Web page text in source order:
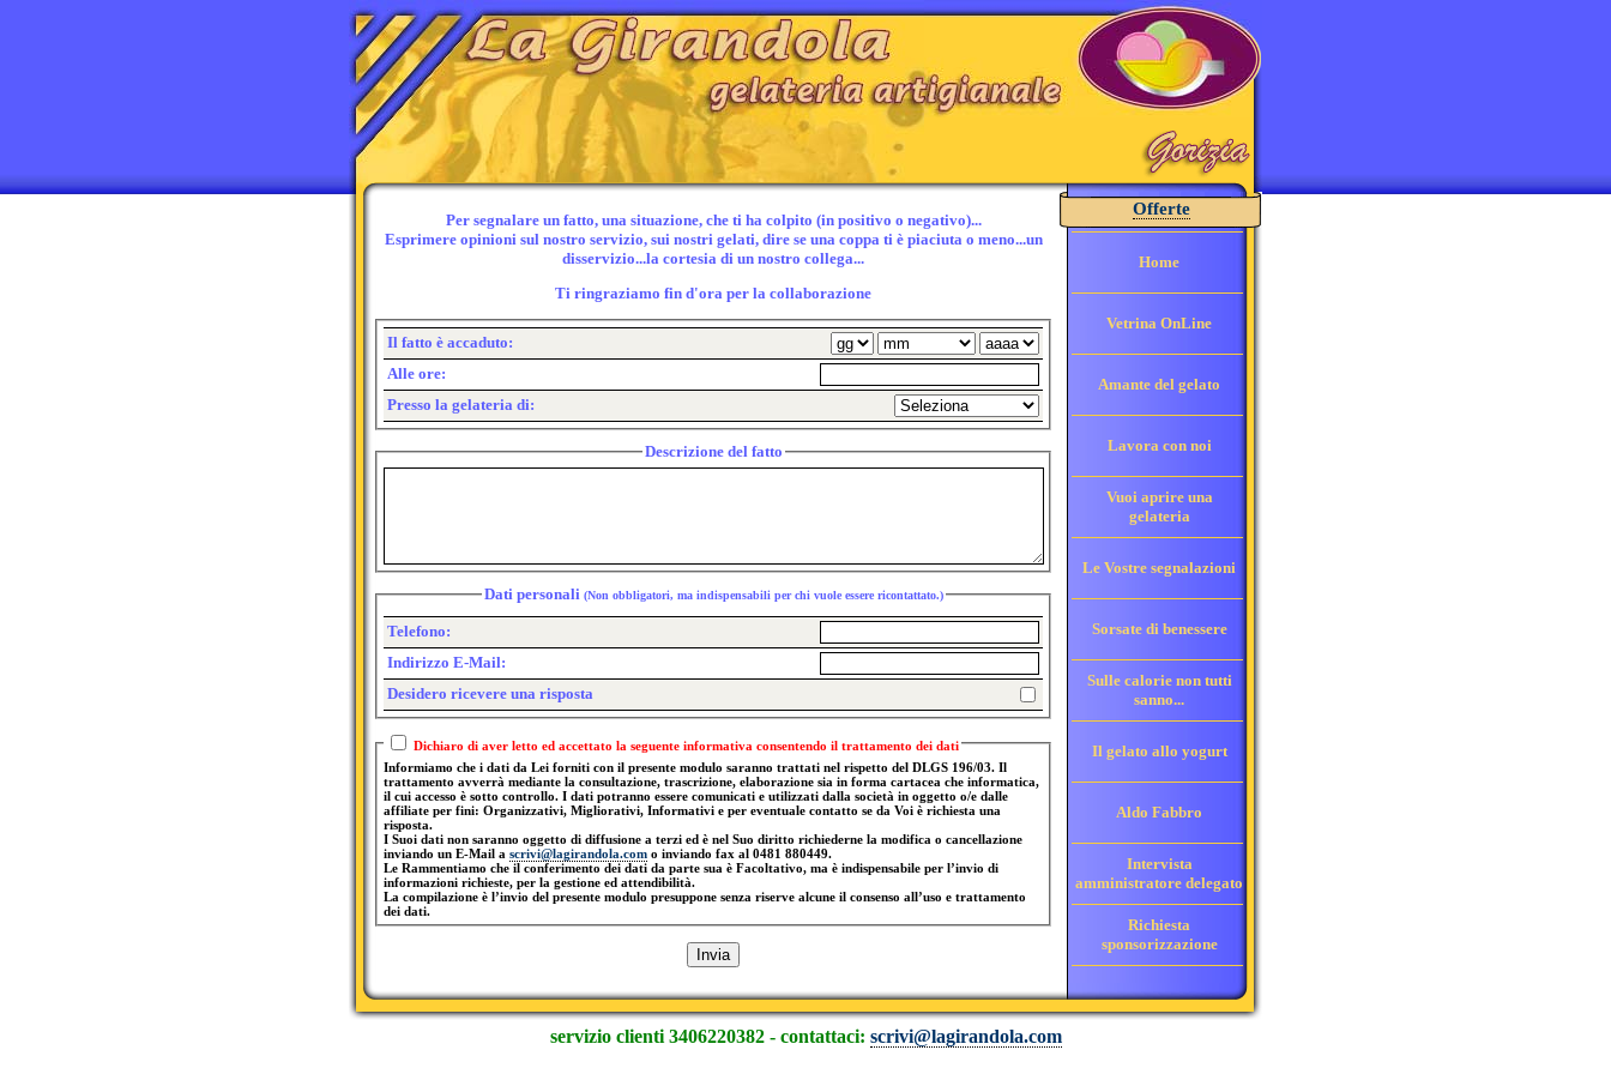
Per segnalare un fatto, una situazione, che ti ha colpito (in positivo o negativo)...
Esprimere opinioni sul nostro servizio, sui nostri gelati, dire se una coppa ti è piaciuta o meno...un
disservizio...la cortesia di un nostro collega...
Ti ringraziamo fin d'ora per la collaborazione
Il fatto è accaduto:
Alle ore:
Presso la gelateria di:
Descrizione del fatto
Dati personali (Non obbligatori, ma indispensabili per chi vuole essere ricontattato.)
Telefono:
Indirizzo E-Mail:
Desidero ricevere una risposta
Dichiaro di aver letto ed accettato la seguente informativa consentendo il trattamento dei dati
Informiamo che i dati da Lei forniti con il presente modulo saranno trattati nel rispetto del DLGS 196/03. Il
trattamento avverrà mediante la consultazione, trascrizione, elaborazione sia in forma cartacea che informatica,
il cui accesso è sotto controllo. I dati potranno essere comunicati e utilizzati dalla società in oggetto o/e dalle
affiliate per fini: Organizzativi, Migliorativi, Informativi e per eventuale contatto se da Voi è richiesta una
risposta.
I Suoi dati non saranno oggetto di diffusione a terzi ed è nel Suo diritto richiederne la modifica o cancellazione
inviando un E-Mail a scrivi@lagirandola.com o inviando fax al 0481 880449.
Le Rammentiamo che il conferimento dei dati da parte sua è Facoltativo, ma è indispensabile per l’invio di
informazioni richieste, per la gestione ed attendibilità.
La compilazione è l’invio del presente modulo presuppone senza riserve alcune il consenso all’uso e trattamento
dei dati.
Offerte
Home
Vetrina OnLine
Amante del gelato
Lavora con noi
Vuoi aprire una
gelateria
Le Vostre segnalazioni
Sorsate di benessere
Sulle calorie non tutti
sanno...
Il gelato allo yogurt
Aldo Fabbro
Intervista
amministratore delegato
Richiesta
sponsorizzazione
servizio clienti 3406220382 - contattaci: scrivi@lagirandola.com